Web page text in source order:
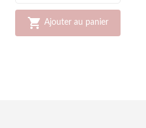
 Ajouter au panier